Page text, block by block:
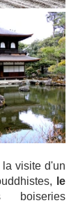
la visite d'un
le